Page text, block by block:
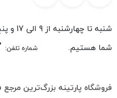
شما هستیم.
شماره تلفن:
فروشگاه پارتینه بزرگ‌ترین